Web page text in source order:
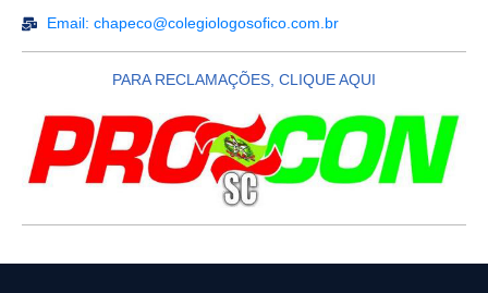
Email: chapeco@colegiologosofico.com.br
PARA RECLAMAÇÕES, CLIQUE AQUI